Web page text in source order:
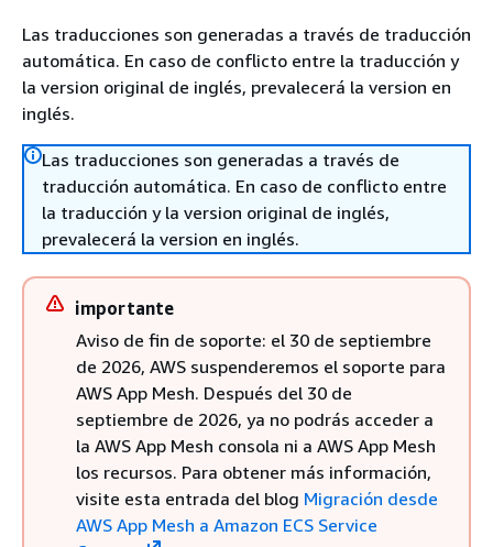
Las traducciones son generadas a través de traducción
automática. En caso de conflicto entre la traducción y
la version original de inglés, prevalecerá la version en
inglés.
Las traducciones son generadas a través de
traducción automática. En caso de conflicto entre
la traducción y la version original de inglés,
prevalecerá la version en inglés.
importante
Aviso de fin de soporte: el 30 de septiembre
de 2026, AWS suspenderemos el soporte para
AWS App Mesh. Después del 30 de
septiembre de 2026, ya no podrás acceder a
la AWS App Mesh consola ni a AWS App Mesh
los recursos. Para obtener más información,
visite esta entrada del blog Migración desde
AWS App Mesh a Amazon ECS Service